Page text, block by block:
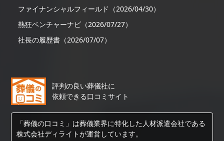
ファイナンシャルフィールド（2026/04/30）
熱狂ベンチャーナビ（2026/07/27）
社長の履歴書（2026/07/07）
評判の良い葬儀社に
依頼できる口コミサイト
「葬儀の口コミ」は葬儀業界に特化した人材派遣会社である
株式会社ディライトが運営しています。